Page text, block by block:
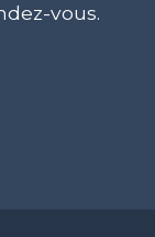
vous.